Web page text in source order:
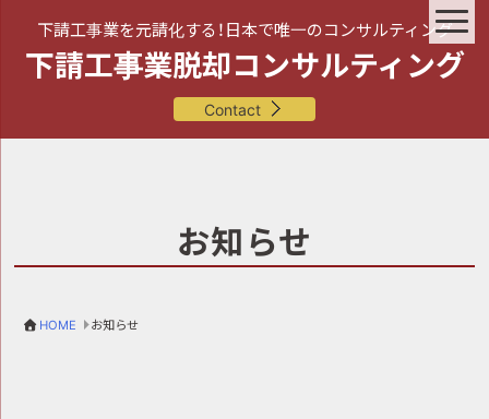
下請工事業を元請化する！日本で唯一のコンサルティング
下請工事業脱却コンサルティング
Contact
お知らせ
HOME お知らせ